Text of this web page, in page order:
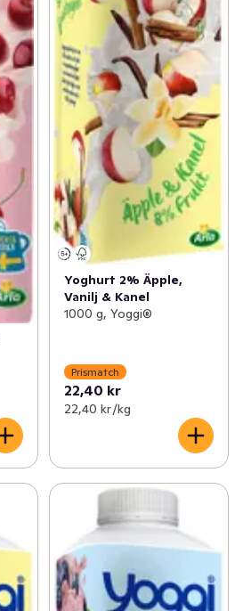
Yoghurt 2% Äpple,
Vanilj & Kanel
1000 g, Yoggi®
Prismatch
22,40 kr
22,40 kr /kg